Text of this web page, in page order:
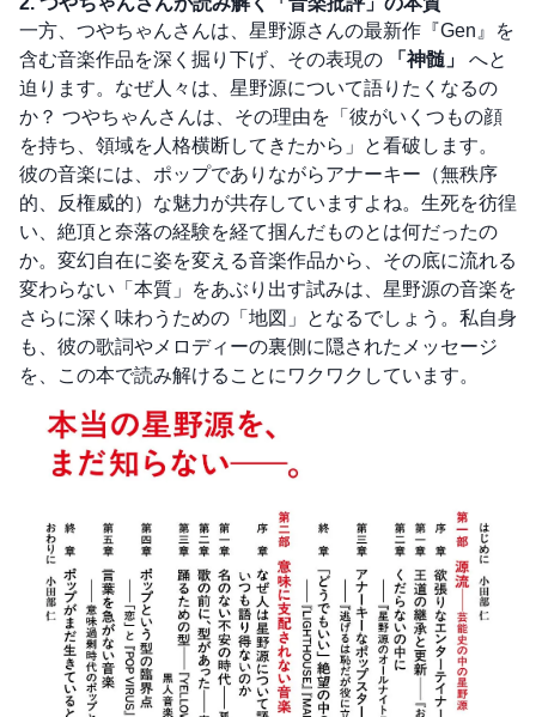
一方、つやちゃんさんは、星野源さんの最新作『Gen』を
含む音楽作品を深く掘り下げ、その表現の
「神髄」
へと
迫ります。なぜ人々は、星野源について語りたくなるの
か？ つやちゃんさんは、その理由を「彼がいくつもの顔
を持ち、領域を人格横断してきたから」と看破します。
彼の音楽には、ポップでありながらアナーキー（無秩序
的、反権威的）な魅力が共存していますよね。生死を彷徨
い、絶頂と奈落の経験を経て掴んだものとは何だったの
か。変幻自在に姿を変える音楽作品から、その底に流れる
変わらない「本質」をあぶり出す試みは、星野源の音楽を
さらに深く味わうための「地図」となるでしょう。私自身
も、彼の歌詞やメロディーの裏側に隠されたメッセージ
を、この本で読み解けることにワクワクしています。